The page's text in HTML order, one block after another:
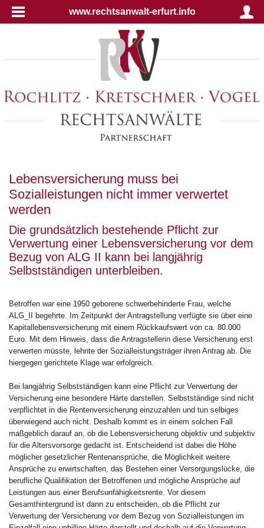
www.rechtsanwalt-erfurt.info
Lebensversicherung muss bei
Sozialleistungen nicht immer verwertet
werden
Die grundsätzlich bestehende Pflicht zur
Verwertung einer Lebensversicherung vor dem
Bezug von ALG II kann bei langjährig
Selbstständigen unterbleiben.
Betroffen war eine 1950 geborene schwerbehinderte Frau, welche
ALG_II begehrte. Im Zeitpunkt der Antragstellung verfügte sie über eine
Kapitallebensversicherung mit einem Rückkaufswert von ca. 80.000
Euro. Mit dem Hinweis, dass die Antragstellerin diese Versicherung erst
verwerten müsste, lehnte der Sozialleistungsträger ihren Antrag ab. Die
hiergegen gerichtete Klage war erfolgreich.
Bei langjährig Selbstständigen kann eine Pflicht zur Verwertung der
Versicherung eine besondere Härte darstellen. Selbstständige sind nicht
verpflichtet in die Rentenversicherung einzuzahlen und tun selbiges
überwiegend auch nicht. Deshalb kommt es in einem solchen Fall
maßgeblich darauf an, ob die Lebensversicherung objektiv und subjektiv
für die Altersvorsorge gedacht ist. Entscheidend ist dabei die Höhe
möglicher gesetzlicher Rentenansprüche, die Möglichkeit weitere
Ansprüche zu erwirtschaften, das Bestehen einer Versorgungslücke, die
berufliche Qualifikation der Betroffenen und mögliche Ansprüche auf
Leistungen aus einer Berufsunfähigkeitsrente. Vor diesem
Gesamthintergrund ist dann zu entscheiden, ob die Pflicht zur
Verwertung der Versicherung vor dem Bezug von Sozialleistungen im